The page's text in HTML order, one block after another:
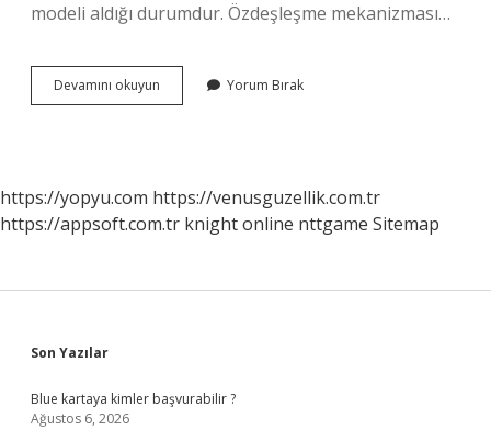
modeli aldığı durumdur. Özdeşleşme mekanizması…
Devamını okuyun Özdeşleşme
Nedir
Yorum Bırak
https://yopyu.com https://venusguzellik.com.tr
https://appsoft.com.tr knight online nttgame Sitemap
Sidebar
Son Yazılar
Blue kartaya kimler başvurabilir ?
Ağustos 6, 2026